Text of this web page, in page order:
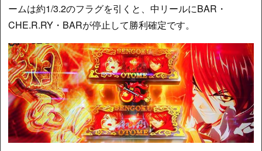
ームは約1/3.2のフラグを引くと、中リールにBAR・
CHE.R.RY・BARが停止して勝利確定です。